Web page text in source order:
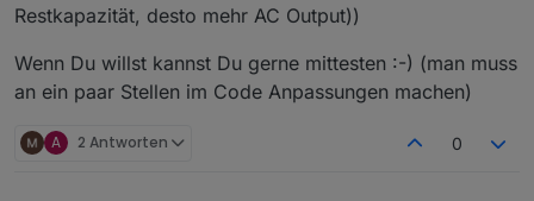
Restkapazität, desto mehr AC Output))
Wenn Du willst kannst Du gerne mittesten :-) (man muss
an ein paar Stellen im Code Anpassungen machen)
A 2 Antworten 0